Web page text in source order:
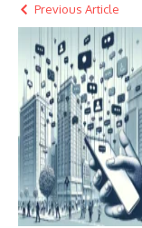
Previous Article